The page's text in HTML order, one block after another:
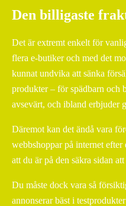
Den billigaste
Det är extremt enkelt för
flera e-butiker och med det
kunnat undvika att sänka
produkter – för spädbarn och
avsevärt, och ibland erbjuder
Däremot kan det ändå vara
webbshoppar på internet efter
att du är på den säkra sidan
Du måste dock vara så
annonserar bäst i